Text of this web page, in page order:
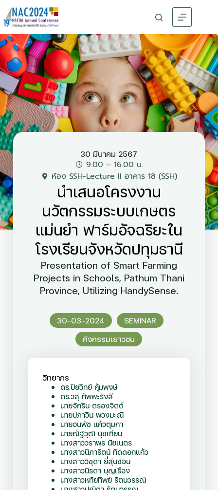
30 มีนาคม 2567
9.00 – 16.00 น.
ห้อง SSH-Lecture II อาคาร 18 (SSH)
นำเสนอโครงงาน
นวัตกรรมระบบเกษตร
แม่นยำ ฟาร์มอัจฉริยะใน
โรงเรียนจังหวัดปทุมธานี
Presentation of Smart Farming
Projects in Schools, Pathum Thani
Province, Utilizing HandySense.
30-03-2024
SEMINAR
กิจกรรมเยาวชน
วิทยากร
ดร.ปิยวิทย์ คุ้มพงษ์
ดร.วสุ ทัพพะรังสี
นายจักริน ตรองจิตต์
นายปภาวิน พวงมะณี
นายอนพัช แก้วตุมกา
นายณัฐวุฒิ นุชเทียน
นางสาววราพร นัยเนตร
นางสาวนิภารัตน์ ทัดดอกแก้ว
นางสาววิชุดา ยี่สุ่นซ้อน
นางสาวนิรดา บุญเรือง
นางสาวหทัยทิพย์ รัตนวรรณ์